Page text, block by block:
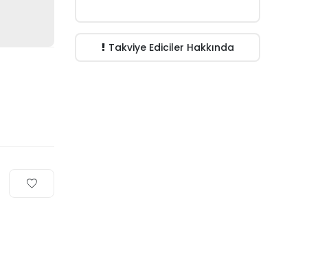
Takviye Ediciler Hakkında